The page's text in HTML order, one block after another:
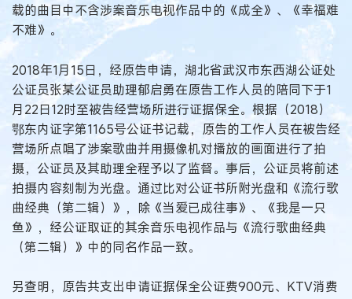
载的曲目中不含涉案音乐电视作品中的《成全》、《幸福难
不难》。
2018年1月15日，经原告申请，湖北省武汉市东西湖公证处
公证员张某公证员助理郁启勇在原告工作人员的陪同下于1
月22日12时至被告经营场所进行证据保全。根据（2018）
鄂东内证字第1165号公证书记载，原告的工作人员在被告经
营场所点唱了涉案歌曲并用摄像机对播放的画面进行了拍
摄，公证员及其助理全程予以了监督。事后，公证员将前述
拍摄内容刻制为光盘。通过比对公证书所附光盘和《流行歌
曲经典（第二辑）》，除《当爱已成往事》、《我是一只
鱼》，经公证取证的其余音乐电视作品与《流行歌曲经典
（第二辑）》中的同名作品一致。
另查明，原告共支出申请证据保全公证费900元、KTV消费